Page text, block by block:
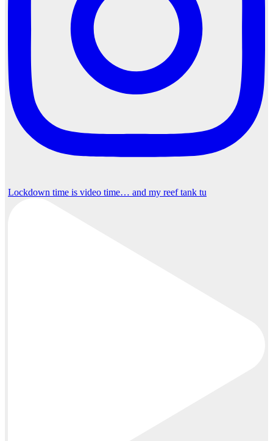
Lockdown time is video time… and my reef tank tu